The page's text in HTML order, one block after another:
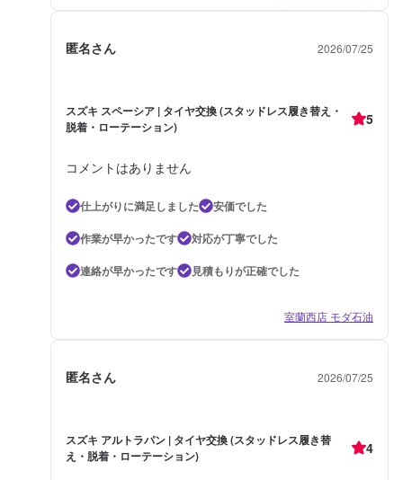
匿名さん 2026/07/25
スズキ スペーシア | タイヤ交換 (スタッドレス履き替え・
脱着・ローテーション)
5
コメントはありません
仕上がりに満足しました
安価でした
作業が早かったです
対応が丁寧でした
連絡が早かったです
見積もりが正確でした
室蘭西店 モダ石油
匿名さん 2026/07/25
スズキ アルトラパン | タイヤ交換 (スタッドレス履き替
え・脱着・ローテーション)
4